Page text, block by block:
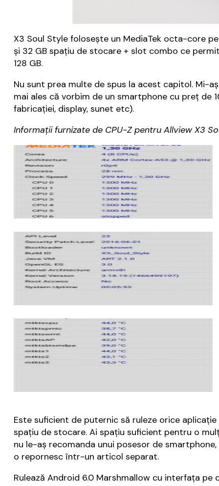
X3 Soul Style folosește un MediaTek octa-core
și 32 GB spațiu de stocare + slot combo ce
128 GB.
Nu sunt prea multe de spus la acest capitol. Mi-
mai ales că vorbim de un smartphone cu preț de
fabricației, display, sunet etc).
Informații furnizate de CPU-Z pentru Allview X3
Este suficient de puternic să ruleze orice
spațiu de stocare. Ai spațiu suficient pentru o
nu le-aș recomanda unui posesor de
o repornesc într-un articol separat.
Rulează Android 6.0 Marshmallow cu interfața